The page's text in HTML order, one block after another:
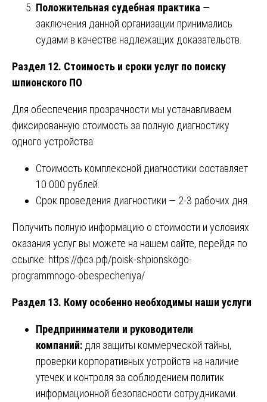
Положительная судебная практика —
заключения данной организации принимались
судами в качестве надлежащих доказательств.
Раздел 12. Стоимость и сроки услуг по поиску
шпионского ПО
Для обеспечения прозрачности мы устанавливаем
фиксированную стоимость за полную диагностику
одного устройства:
Стоимость комплексной диагностики составляет
10 000 рублей.
Срок проведения диагностики — 2-3 рабочих дня.
Получить полную информацию о стоимости и условиях
оказания услуг вы можете на нашем сайте, перейдя по
ссылке: https://фсэ.рф/poisk-shpionskogo-
programmnogo-obespecheniya/
Раздел 13. Кому особенно необходимы наши услуги
Предприниматели и руководители
компаний: для защиты коммерческой тайны,
проверки корпоративных устройств на наличие
утечек и контроля за соблюдением политик
информационной безопасности сотрудниками.